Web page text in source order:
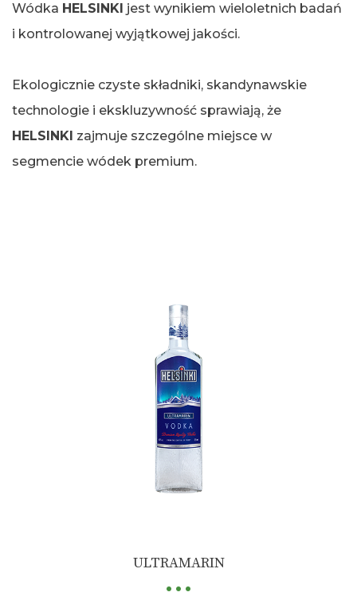
Wódka HELSINKI jest wynikiem wieloletnich badań
i kontrolowanej wyjątkowej jakości.
Ekologicznie czyste składniki, skandynawskie
technologie i ekskluzywność sprawiają, że
HELSINKI zajmuje szczególne miejsce w
segmencie wódek premium.
ULTRAMARIN
...